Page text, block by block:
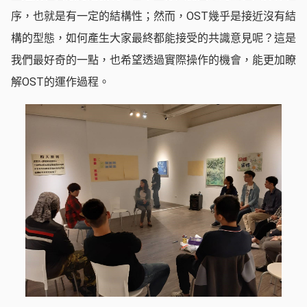
序，也就是有一定的結構性；然而，OST幾乎是接近沒有結
構的型態，如何產生大家最終都能接受的共識意見呢？這是
我們最好奇的一點，也希望透過實際操作的機會，能更加瞭
解OST的運作過程。